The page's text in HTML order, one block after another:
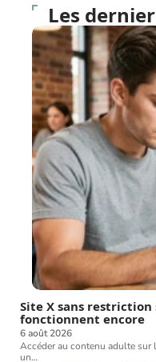
Les
Site X sans
fonctionnent encore
6 août 2026
Accéder au contenu adulte sur
un…